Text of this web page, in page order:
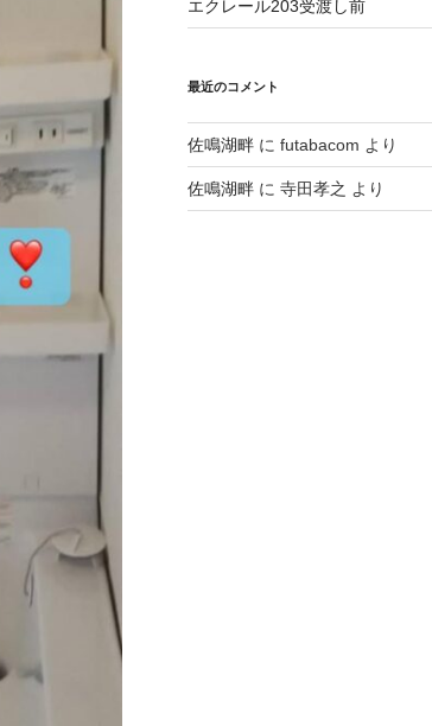
エクレール203受渡し前
最近のコメント
佐鳴湖畔に futabacom より
佐鳴湖畔に 寺田孝之 より